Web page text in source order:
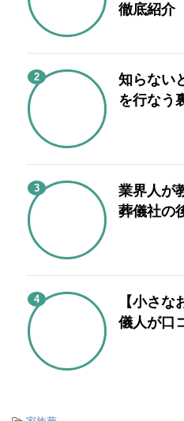
徹底紹介
2
知らない
を行なう
3
業界人が
葬儀社の
4
【小さ
儀人が口